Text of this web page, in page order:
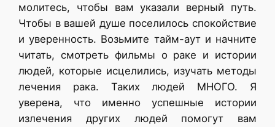
молитесь, чтобы вам указали верный путь.
Чтобы в вашей душе поселилось спокойствие
и уверенность. Возьмите тайм-аут и начните
читать, смотреть фильмы о раке и истории
людей, которые исцелились, изучать методы
лечения рака. Таких людей МНОГО. Я
уверена, что именно успешные истории
излечения других людей помогут вам